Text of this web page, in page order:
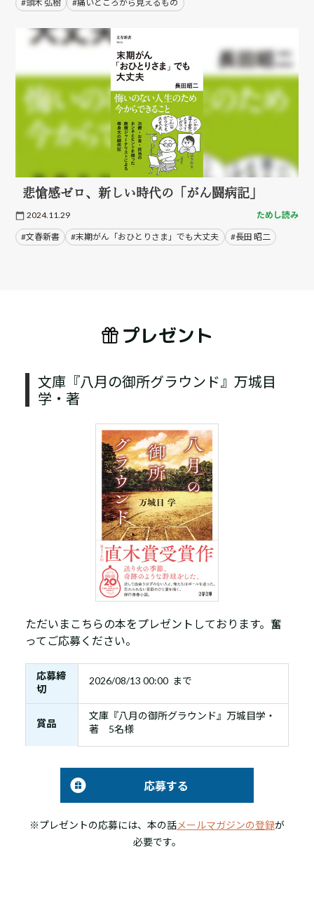
#頭木 弘樹 #痛いところから見えるもの
悲愴感ゼロ、新しい時代の「がん闘病記」
2024.11.29 ためし読み
#文春新書 #末期がん「おひとりさま」でも大丈夫 #長田 昭二
プレゼント
文庫『八月の御所グラウンド』万城目
学・著
ただいまこちらの本をプレゼントしております。奮
ってご応募ください。
応募締
切
2026/08/13 00:00 まで
賞品
文庫『八月の御所グラウンド』万城目学・
著 5名様
応募する
※プレゼントの応募には、本の話メールマガジンの登録が
必要です。